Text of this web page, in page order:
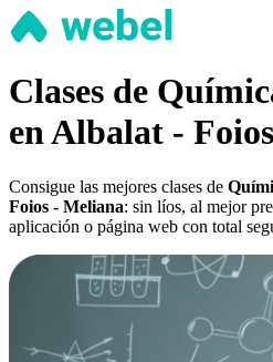
Clases de
en Albalat -
Consigue las mejores clases de
Foios - Meliana: sin líos, al mejor
aplicación o página web con total